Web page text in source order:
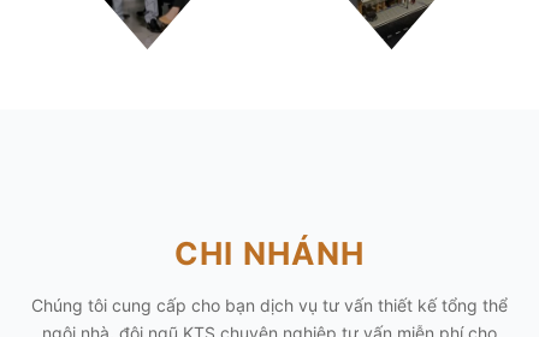
CHI NHÁNH
Chúng tôi cung cấp cho bạn dịch vụ tư vấn thiết kế tổng thể